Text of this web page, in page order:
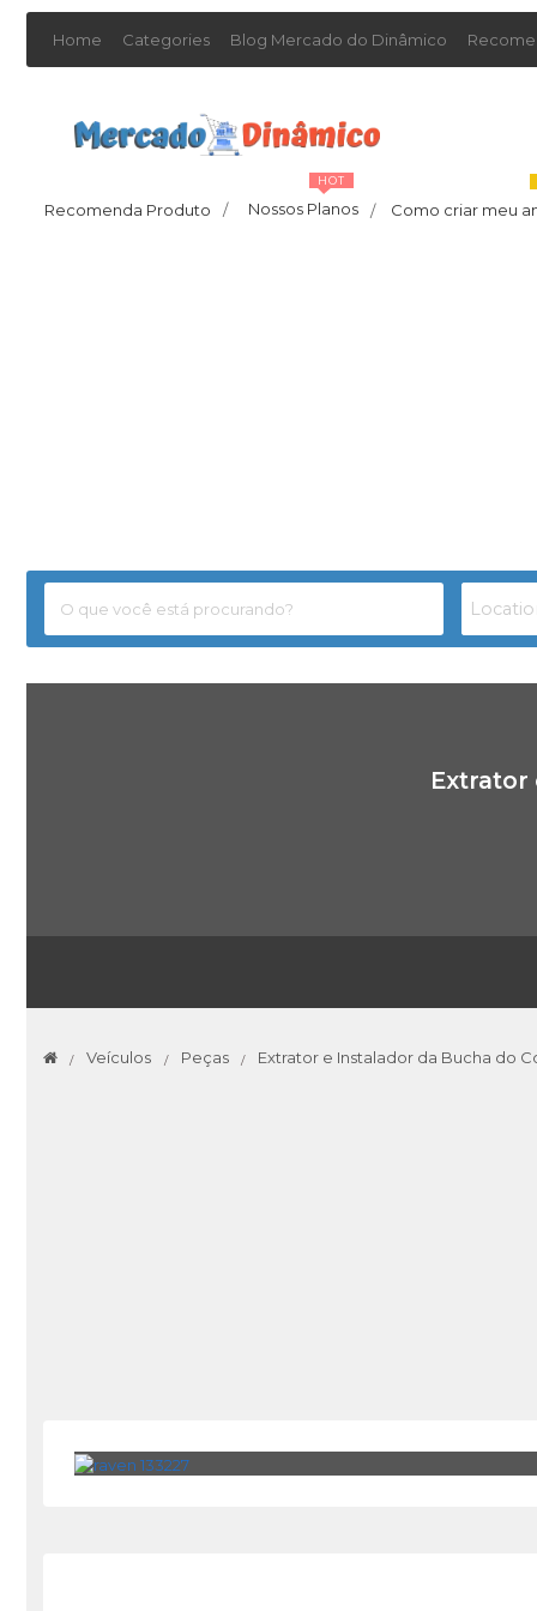
Home Categories Blog Mercado do Dinâmico
Recomenda Produto / Nossos Planos /
HOT
Como criar meu
Extrator
Veículos Peças Extrator e Instalador da Bucha do